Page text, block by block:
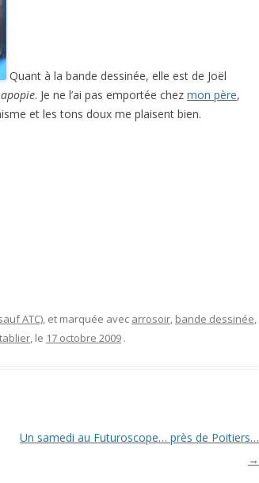
Quant à la bande dessinée, elle est de Joël
. Je ne l’ai pas emportée chez mon père,
et les tons doux me plaisent bien.
ATC), et marquée avec arrosoir, bande dessinée,
tablier, le 17 octobre 2009 .
Un samedi au Futuroscope… près de Poitiers…
→